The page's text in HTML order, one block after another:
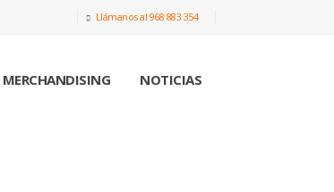
Llámanos al 968 883 354
MERCHANDISING NOTICIAS